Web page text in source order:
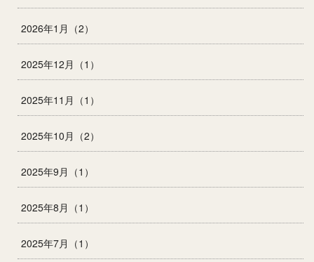
2026年1月（2）
2025年12月（1）
2025年11月（1）
2025年10月（2）
2025年9月（1）
2025年8月（1）
2025年7月（1）